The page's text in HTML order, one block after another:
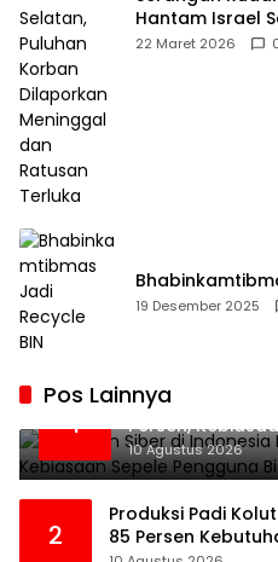
Hantam Israel
Dilaporkan
22 Maret 2026
19 Desember 2025
Pos Lainnya
1
Serangan Siber
Persen,
Jadi Pintu
10 Agustus 2026
2
Produksi Padi
85 Persen